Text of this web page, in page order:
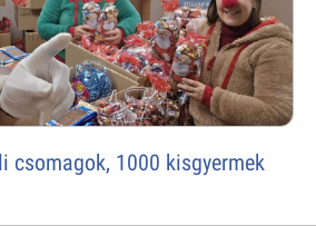
csomagok, 1000 kisgyermek